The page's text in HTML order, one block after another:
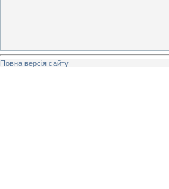
Повна версія сайту